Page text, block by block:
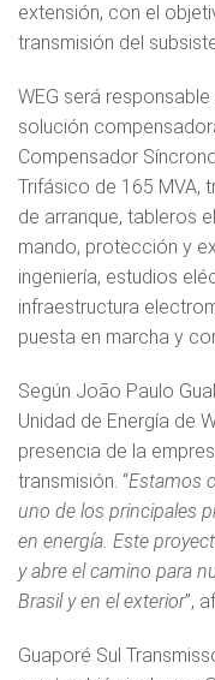
extensión, con el
transmisión del
WEG será
solución
Compensador
Trifásico de 165 MVA,
de arranque, tableros
mando, protección y
ingeniería, estudios
infraestructura
puesta en marcha y
Según João Paulo
Unidad de Energía de
presencia de la
transmisión. “Estamos
uno de los principales
en energía. Este
y abre el camino para
Brasil y en el exterior”,
Guaporé Sul